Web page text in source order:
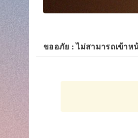
ขออภัย : ไม่สามารถเข้าห